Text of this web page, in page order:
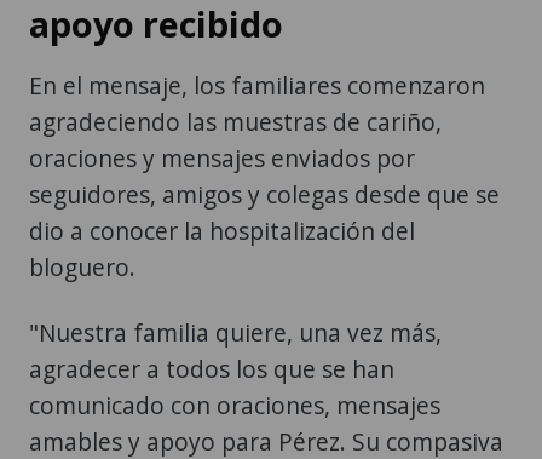
apoyo recibido
En el mensaje, los familiares comenzaron
agradeciendo las muestras de cariño,
oraciones y mensajes enviados por
seguidores, amigos y colegas desde que se
dio a conocer la hospitalización del
bloguero.
"Nuestra familia quiere, una vez más,
agradecer a todos los que se han
comunicado con oraciones, mensajes
amables y apoyo para Pérez. Su compasiva